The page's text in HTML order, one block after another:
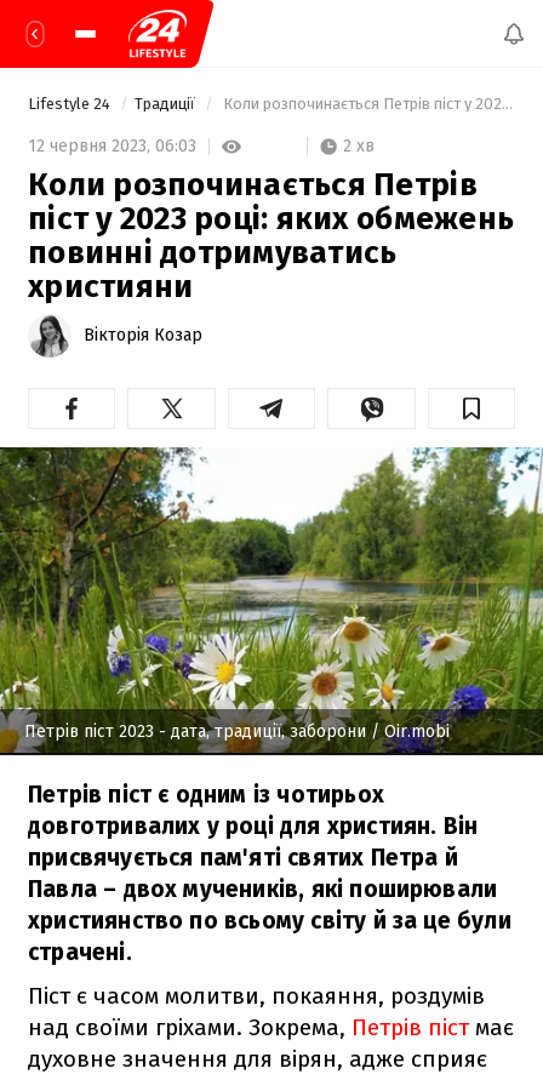
Lifestyle 24 Традиції Коли розпочинається Петрів піст у 2023 році: яких обмежень повинні дотримуватись християни
12 червня 2023, 06:03 2 хв
Коли розпочинається Петрів
піст у 2023 році: яких обмежень
повинні дотримуватись
християни
Вікторія Козар
Петрів піст 2023 - дата, традиції, заборони / Oir.mobi
Петрів піст є одним із чотирьох
довготривалих у році для християн. Він
присвячується пам'яті святих Петра й
Павла – двох мучеників, які поширювали
християнство по всьому світу й за це були
страчені.
Піст є часом молитви, покаяння, роздумів
над своїми гріхами. Зокрема, Петрів піст має
духовне значення для вірян, адже сприяє